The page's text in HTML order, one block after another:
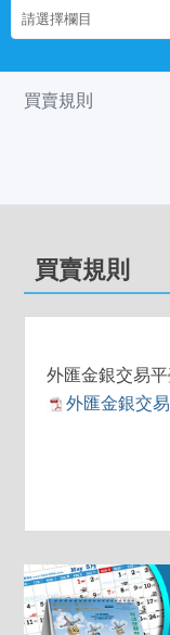
買賣規則
買賣規則
外匯金銀交易平
外匯金銀交